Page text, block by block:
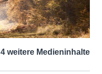
4 weitere Medieninhalte